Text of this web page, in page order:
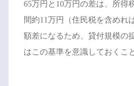
65万円と10万円の差は、所得
間約11万円（住民税を含めれ
額差になるため、貸付規模の
はこの基準を意識しておくこ